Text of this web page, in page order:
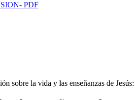
PDF
sobre la vida y las enseñanzas de